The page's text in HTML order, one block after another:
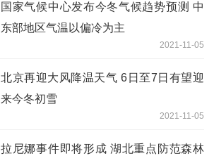
国家气候中心发布今冬气候趋势预测 中
东部地区气温以偏冷为主
2021-11-05
北京再迎大风降温天气 6日至7日有望迎
来今冬初雪
2021-11-05
拉尼娜事件即将形成 湖北重点防范森林